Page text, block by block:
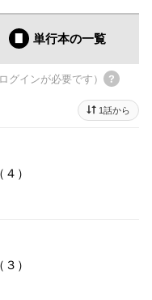
単行本の一覧
グインが必要です）
1話から
）
）